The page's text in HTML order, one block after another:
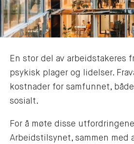
En stor del av arbeidstakeres
psykisk plager og lidelser.
kostnader for samfunnet,
sosialt.
For å møte disse
Arbeidstilsynet, sammen med